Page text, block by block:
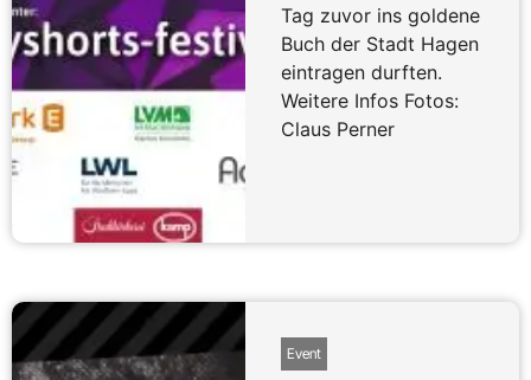
Tag zuvor ins goldene
Buch der Stadt Hagen
eintragen durften.
Weitere Infos Fotos:
Claus Perner
Event